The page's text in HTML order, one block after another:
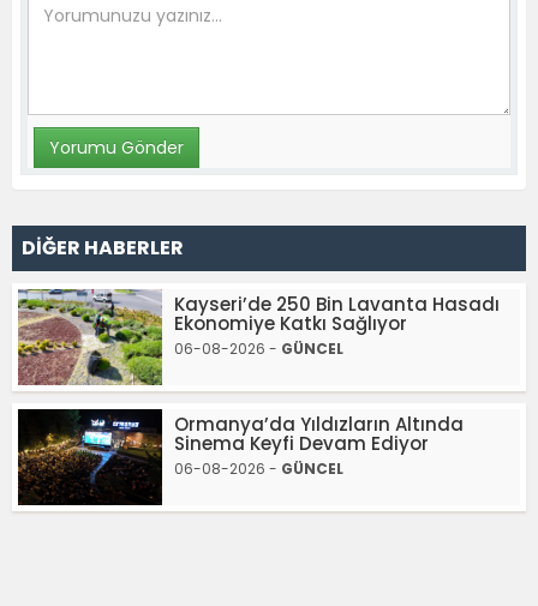
DİĞER HABERLER
Kayseri’de 250 Bin Lavanta Hasadı
Ekonomiye Katkı Sağlıyor
06-08-2026 - GÜNCEL
Ormanya’da Yıldızların Altında
Sinema Keyfi Devam Ediyor
06-08-2026 - GÜNCEL